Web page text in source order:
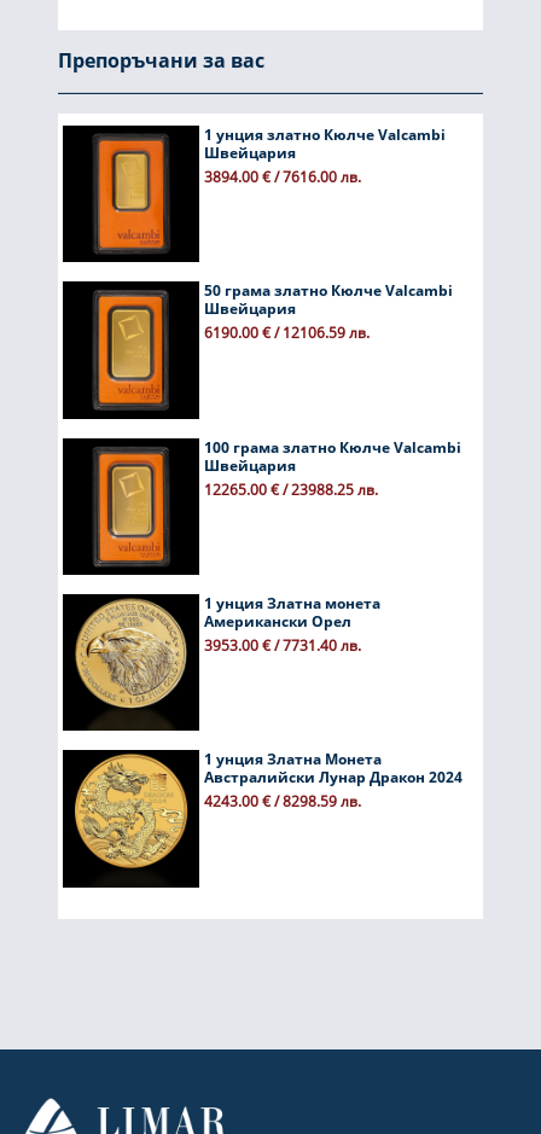
Препоръчани за вас
1 унция златно Кюлче Valcambi
Швейцария
3894.00 € / 7616.00 лв.
50 грама златно Кюлче Valcambi
Швейцария
6190.00 € / 12106.59 лв.
100 грама златно Кюлче Valcambi
Швейцария
12265.00 € / 23988.25 лв.
1 унция Златна монета
Американски Орел
3953.00 € / 7731.40 лв.
1 унция Златна Монета
Австралийски Лунар Дракон 2024
4243.00 € / 8298.59 лв.